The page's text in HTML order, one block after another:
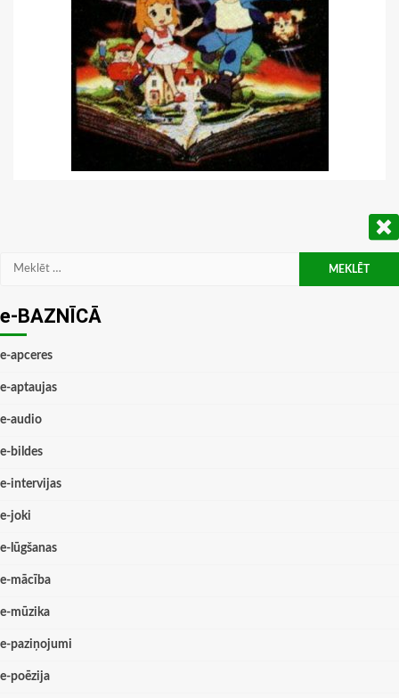
Meklēt:
e-BAZNĪCĀ
e-apceres
e-aptaujas
e-audio
e-bildes
e-intervijas
e-joki
e-lūgšanas
e-mācība
e-mūzika
e-paziņojumi
e-poēzija